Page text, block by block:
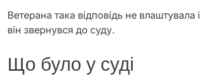
Ветерана така відповідь не влаштувала і
він звернувся до суду.
Що було у суді